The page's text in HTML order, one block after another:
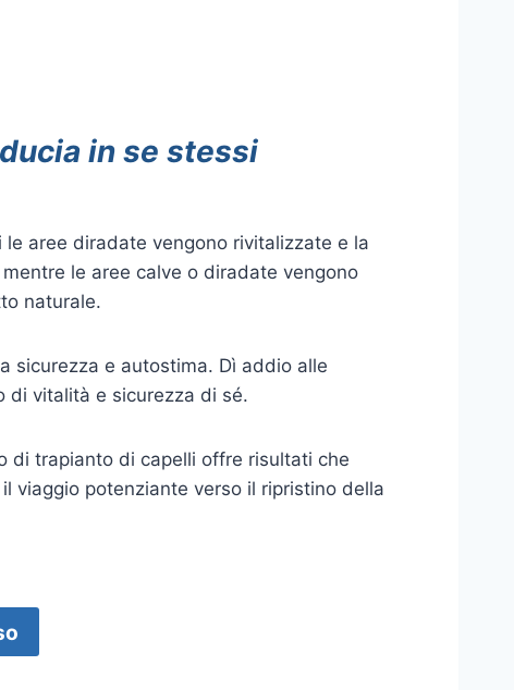
in se stessi
le aree diradate vengono rivitalizzate e la
le aree calve o diradate vengono
naturale.
sicurezza e autostima. Dì addio alle
di vitalità e sicurezza di sé.
di trapianto di capelli offre risultati che
viaggio potenziante verso il ripristino della